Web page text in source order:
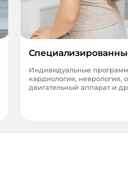
Индивидуальные
кардиология, неврология,
двигательный аппарат и